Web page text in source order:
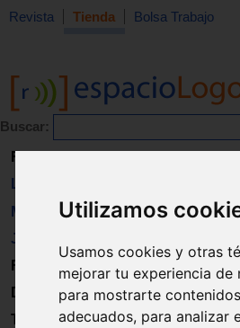
Utilizamos
Usamos cookies y otras
mejorar tu experiencia de
para mostrarte
adecuados, para analizar
Revista Tienda Bolsa Trabajo
Buscar:
Revista
Libros
Material
Juguetes
Formación
Directorio
Trabajo